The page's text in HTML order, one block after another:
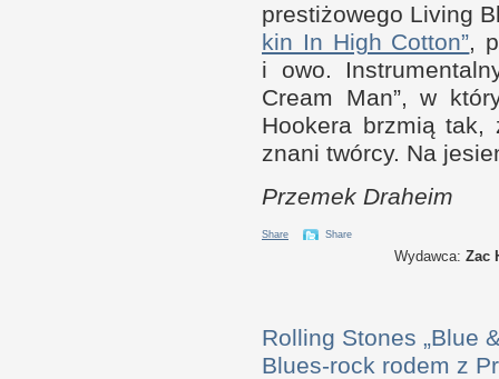
prestiżowego Living
kin In High Cot­ton”,
i owo.
Cream Man”,w k
Hookera brzmią
znani twórcy. Na
Prze­mek Draheim
Share Share
Wydawca: Zac
Rolling Stones „Blue
Blues-rock rodem z